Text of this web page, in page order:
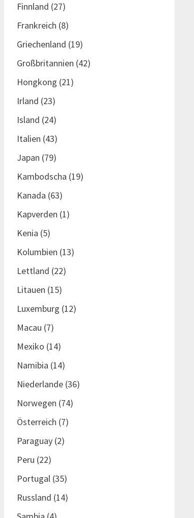
Finnland (27)
Frankreich (8)
Griechenland (19)
Großbritannien (42)
Hongkong (21)
Irland (23)
Island (24)
Italien (43)
Japan (79)
Kambodscha (19)
Kanada (63)
Kapverden (1)
Kenia (5)
Kolumbien (13)
Lettland (22)
Litauen (15)
Luxemburg (12)
Macau (7)
Mexiko (14)
Namibia (14)
Niederlande(36)
Norwegen (74)
Österreich (7)
Paraguay(2)
Peru (22)
Portugal(35)
Russland (14)